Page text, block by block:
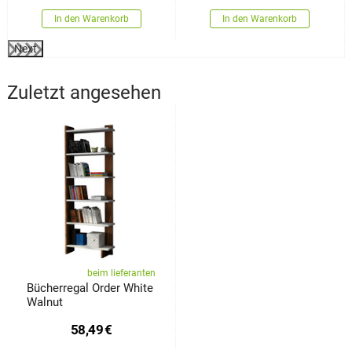
In den Warenkorb In den Warenkorb
Next
Zuletzt angesehen
beim lieferanten
Bücherregal Order White
Walnut
58,49€